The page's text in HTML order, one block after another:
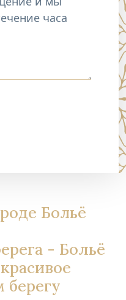
Больё
- Больё
берегу